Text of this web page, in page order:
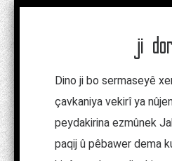
ji
Dino ji bo sermaseyê
çavkaniya vekirî ya
peydakirina ezmûnek
paqij û pêbawer dema